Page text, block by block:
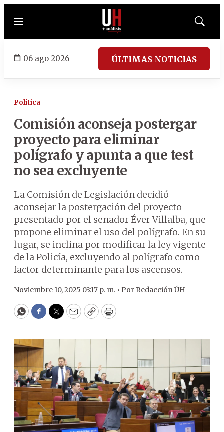
Menú
Mostrar
06 ago 2026 ÚLTIMAS NOTICIAS
Política
Comisión aconseja postergar
proyecto para eliminar
polígrafo y apunta a que test
no sea excluyente
La Comisión de Legislación decidió
aconsejar la postergación del proyecto
presentado por el senador Éver Villalba, que
propone eliminar el uso del polígrafo. En su
lugar, se inclina por modificar la ley vigente
de la Policía, excluyendo al polígrafo como
factor determinante para los ascensos.
Noviembre 10, 2025 03:17 p. m. • Por Redacción ÚH
WhatsApp
Facebook
Twitter
EmailCopyPrint